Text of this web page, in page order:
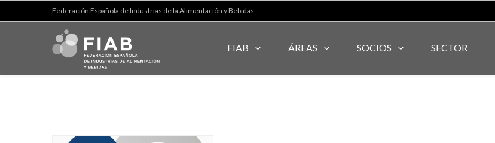
Federación Española de Industrias de la Alimentación y Bebidas
FIAB ÁREAS SOCIOS SECTOR